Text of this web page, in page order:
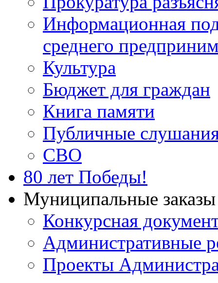
Информационная
среднего
Культура
Бюджет для граждан
Книга памяти
Публичные
СВО
80 лет Победы!
Муниципальные
Конкурсная
Административные
Проекты